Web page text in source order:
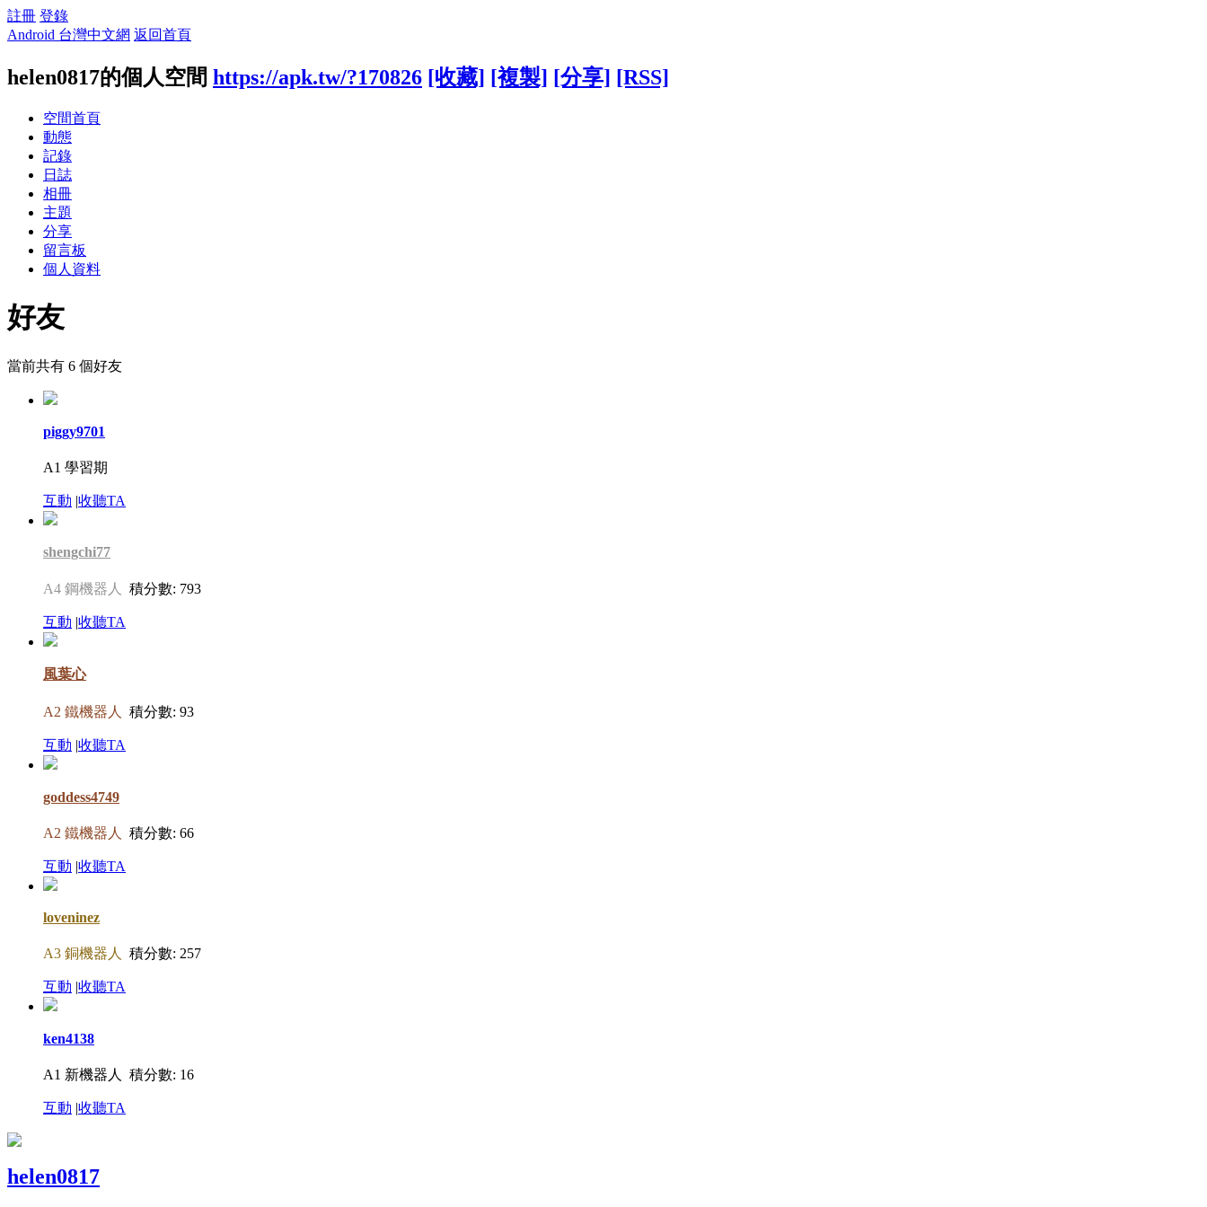
註冊 登錄
Android 台灣中文網 返回首頁
helen0817的個人空間 https://apk.tw/?170826 [收藏] [複製] [分享] [RSS]
空間首頁
動態
記錄
日誌
相冊
主題
分享
留言板
個人資料
好友
當前共有 6 個好友
piggy9701
A1 學習期
互動 |收聽TA
shengchi77
A4 鋼機器人 積分數: 793
互動 |收聽TA
風葉心
A2 鐵機器人 積分數: 93
互動 |收聽TA
goddess4749
A2 鐵機器人 積分數: 66
互動 |收聽TA
loveninez
A3 銅機器人 積分數: 257
互動 |收聽TA
ken4138
A1 新機器人 積分數: 16
互動 |收聽TA
helen0817